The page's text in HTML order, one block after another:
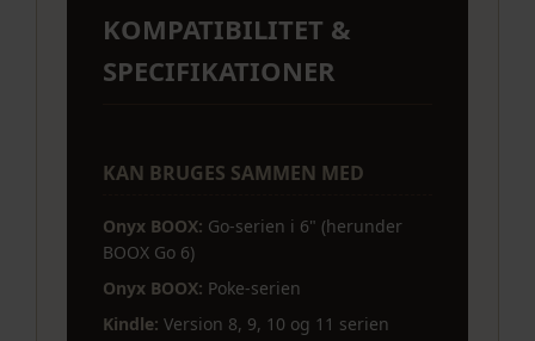
KOMPATIBILITET &
SPECIFIKATIONER
KAN BRUGES SAMMEN MED
Onyx BOOX: Go-serien i 6" (herunder
BOOX Go 6)
Onyx BOOX: Poke-serien
Kindle: Version 8, 9, 10 og 11 serien